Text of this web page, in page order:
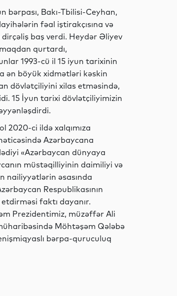
bərpası, Bakı-Tbilisi-Ceyhan,
fəal iştirakçısına və
baş verdi. Heydər Əliyev
qurtardı,
1993-cü il 15 iyun tarixinin
ən böyük xidmətləri kəskin
dövlətçiliyini xilas etməsində,
15 İyun tarixi dövlətçiliyimizin
2020-ci ildə xalqımıza
Azərbaycana
«Azərbaycan dünyaya
müstəqilliyinin daimiliyi və
nailiyyətlərin əsasında
Respublikasının
faktı dayanır.
Prezidentimiz, müzəffər Ali
Möhtəşəm Qələbə
bərpa-quruculuq